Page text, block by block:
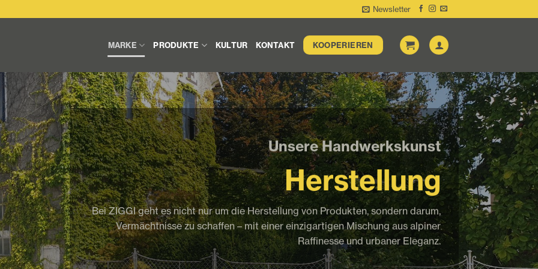
Newsletter
MARKE PRODUKTE KULTUR KONTAKT KOOPERIEREN
Unsere Handwerkskunst
Herstellung
Bei ZIGGI geht es nicht nur um die Herstellung von Produkten, sondern darum,
Vermächtnisse zu schaffen – mit einer einzigartigen Mischung aus alpiner
Raffinesse und urbaner Eleganz.